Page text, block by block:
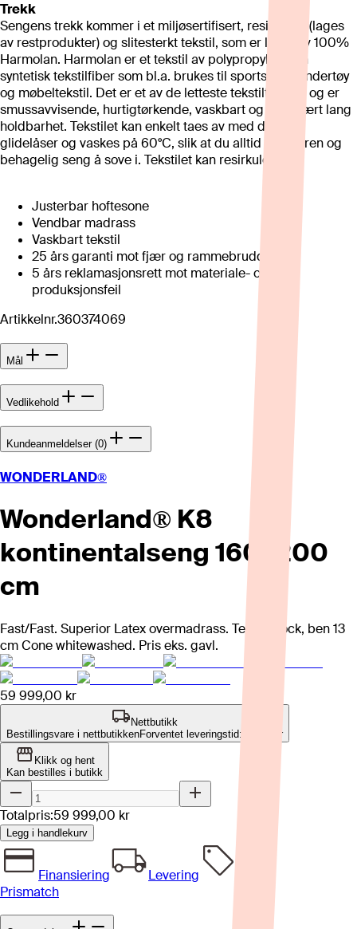
Trekk
Sengens trekk kommer i et miljøsertifisert, resirkulert (lages
av restprodukter) og slitesterkt tekstil, som er laget av 100%
Harmolan. Harmolan er et tekstil av polypropylen - en
syntetisk tekstilfiber som bl.a. brukes til sportsklær, undertøy
og møbeltekstil. Det er et av de letteste tekstilfibrene og er
smussavvisende, hurtigtørkende, vaskbart og har svært lang
holdbarhet. Tekstilet kan enkelt taes av med delbare
glidelåser og vaskes på 60°C, slik at du alltid har en ren og
behagelig seng å sove i. Tekstilet kan resirkuleres.
Justerbar hoftesone
Vendbar madrass
Vaskbart tekstil
25 års garanti mot fjær og rammebrudd
5 års reklamasjonsrett mot materiale- og
produksjonsfeil
Artikkelnr.360374069
Mål
Vedlikehold
Kundeanmeldelser (0)
WONDERLAND®
Wonderland® K8
kontinentalseng 160x200
cm
Fast/Fast. Superior Latex overmadrass. Tekstil Rock, ben 13
cm Cone whitewashed. Pris eks. gavl.
59 999,00 kr
Nettbutikk
Bestillingsvare i nettbutikkenForventet leveringstid: 4-8 uker
Klikk og hent
Kan bestilles i butikk
Totalpris:59 999,00 kr
Legg i handlekurv
Finansiering
Levering
Prismatch